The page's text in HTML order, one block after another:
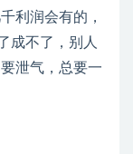
利润会有的，
成不了，别人
泄气，总要一